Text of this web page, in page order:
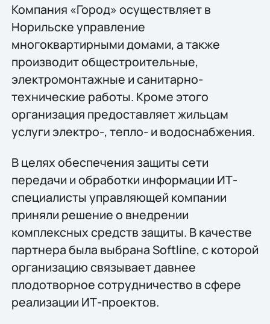
Компания «Город» осуществляет в
Норильске управление
многоквартирными домами, а также
производит общестроительные,
электромонтажные и санитарно-
технические работы. Кроме этого
организация предоставляет жильцам
услуги электро-, тепло- и водоснабжения.
В целях обеспечения защиты сети
передачи и обработки информации ИТ-
специалисты управляющей компании
приняли решение о внедрении
комплексных средств защиты. В качестве
партнера была выбрана Softline, с которой
организацию связывает давнее
плодотворное сотрудничество в сфере
реализации ИТ-проектов.